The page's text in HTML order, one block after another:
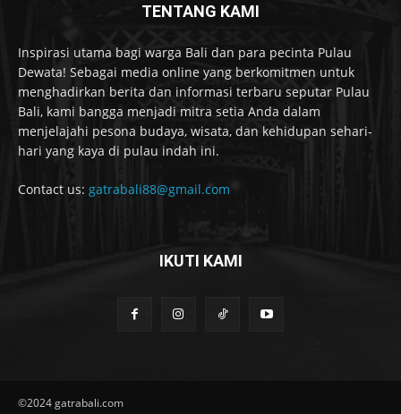
TENTANG KAMI
Inspirasi utama bagi warga Bali dan para pecinta Pulau
Dewata! Sebagai media online yang berkomitmen untuk
menghadirkan berita dan informasi terbaru seputar Pulau
Bali, kami bangga menjadi mitra setia Anda dalam
menjelajahi pesona budaya, wisata, dan kehidupan sehari-
hari yang kaya di pulau indah ini.
Contact us: gatrabali88@gmail.com
IKUTI KAMI
©2024 gatrabali.com